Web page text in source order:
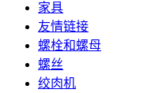
家具
友情链接
螺栓和螺母
螺丝
绞肉机